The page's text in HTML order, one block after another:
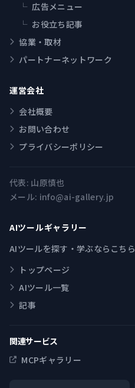
└ 広告メニュー
└ お役立ち記事
協業・取材
パートナーネットワーク
運営会社
会社概要
お問い合わせ
プライバシーポリシー
代表: 山原慎也
メール: info@ai-gallery.jp
AIツールギャラリー
AIツールを探す・学ぶならこちら
トップページ
AIツール一覧
記事
関連サービス
MCPギャラリー